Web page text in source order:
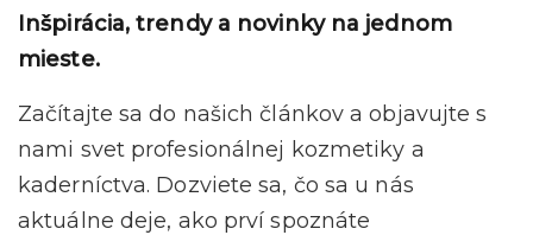
Inšpirácia, trendy a novinky na jednom
mieste.
Začítajte sa do našich článkov a objavujte s
nami svet profesionálnej kozmetiky a
kaderníctva. Dozviete sa, čo sa u nás
aktuálne deje, ako prví spoznáte